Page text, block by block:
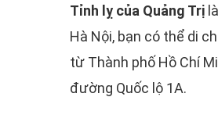
Tỉnh lỵ của Quảng Trị
Hà Nội, bạn có thể di
từ Thành phố Hồ Chí
đường Quốc lộ 1A.